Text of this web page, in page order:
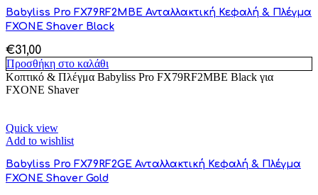
Babyliss Pro FX79RF2MBE Ανταλλακτική Κεφαλή & Πλέγμα
FXONE Shaver Black
€31,00
Προσθήκη στο καλάθι
Κοπτικό & Πλέγμα Babyliss Pro FX79RF2MBE Black για
FXONE Shaver
Quick view
Add to wishlist
Babyliss Pro FX79RF2GE Ανταλλακτική Κεφαλή & Πλέγμα
FXONE Shaver Gold